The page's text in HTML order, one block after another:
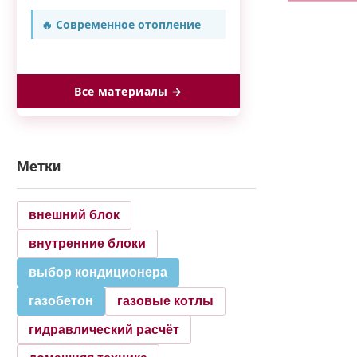
🔥 Современное отопление
Все материалы →
Метки
внешний блок
внутренние блоки
выбор кондиционера
газобетон газовые котлы
гидравлический расчёт